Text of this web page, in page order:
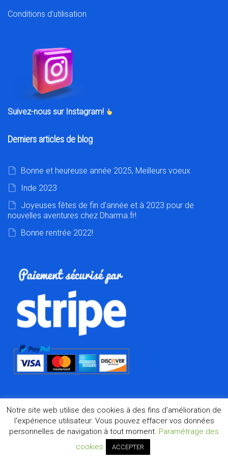
Conditions d’utilisation
Suivez-nous sur Instagram!
Derniers articles de blog
Bonne et heureuse année 2025, Meilleurs voeux
Inde 2023
Joyeuses fêtes de fin d’année et à 2023 pour de
nouvelles aventures chez Dharma.fr!
Bonne rentrée 2022!
©2026 Dharma.fr, la boutique de l'Asie à Marseille depuis
1998
Notre site web utilise des cookies à des fins d'amélioration de
l'expérience utilisateur. Vous pouvez effacer vos données
personnelles de navigation à tout moment. Paramétrage des
cookies
ACCEPTER